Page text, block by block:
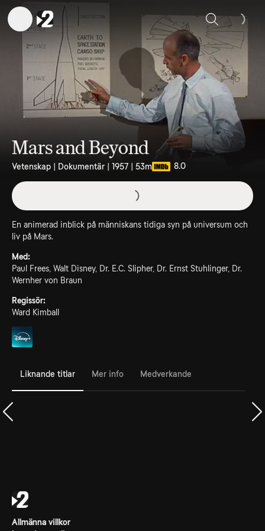
Sök
Mars and Beyond
Vetenskap | Dokumentär | 1957 | 53m 8.0
En animerad inblick på människans tidiga syn på universum och
liv på Mars.
Med:
Paul Frees, Walt Disney, Dr. E.C. Slipher, Dr. Ernst Stuhlinger, Dr.
Wernher von Braun
Regissör:
Ward Kimball
Liknande titlar Mer info Medverkande
Allmänna villkor